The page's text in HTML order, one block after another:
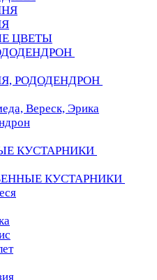
ЦВЕТЫ
РОДОДЕНДРОН
Вереск, Эрика
КУСТАРНИКИ
КУСТАРНИКИ